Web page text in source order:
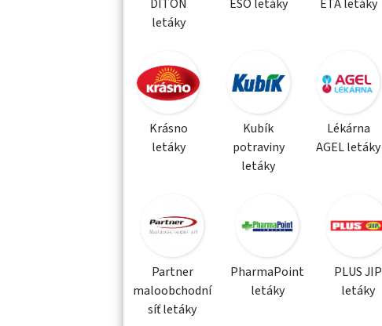
DITON
letáky
ESO letáky ETA letáky
Krásno
letáky
Kubík
potraviny
letáky
Lékárna
AGEL letáky
Partner
maloobchodní
síť letáky
PharmaPoint
letáky
PLUS JIP
letáky